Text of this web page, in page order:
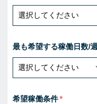
最も希望する稼働日数/週
希望稼働条件